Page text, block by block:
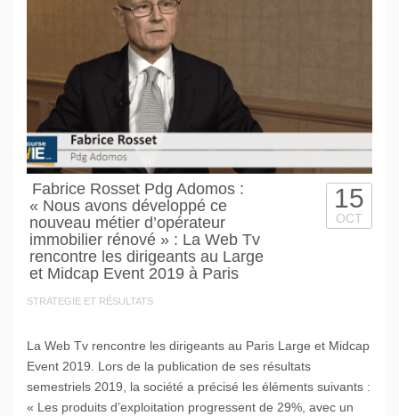
Fabrice Rosset Pdg Adomos :
« Nous avons développé ce
nouveau métier d’opérateur
immobilier rénové » : La Web Tv
rencontre les dirigeants au Large
et Midcap Event 2019 à Paris
STRATEGIE ET RÉSULTATS
15
OCT
La Web Tv rencontre les dirigeants au Paris Large et Midcap
Event 2019. Lors de la publication de ses résultats
semestriels 2019, la société a précisé les éléments suivants :
« Les produits d’exploitation progressent de 29%, avec un